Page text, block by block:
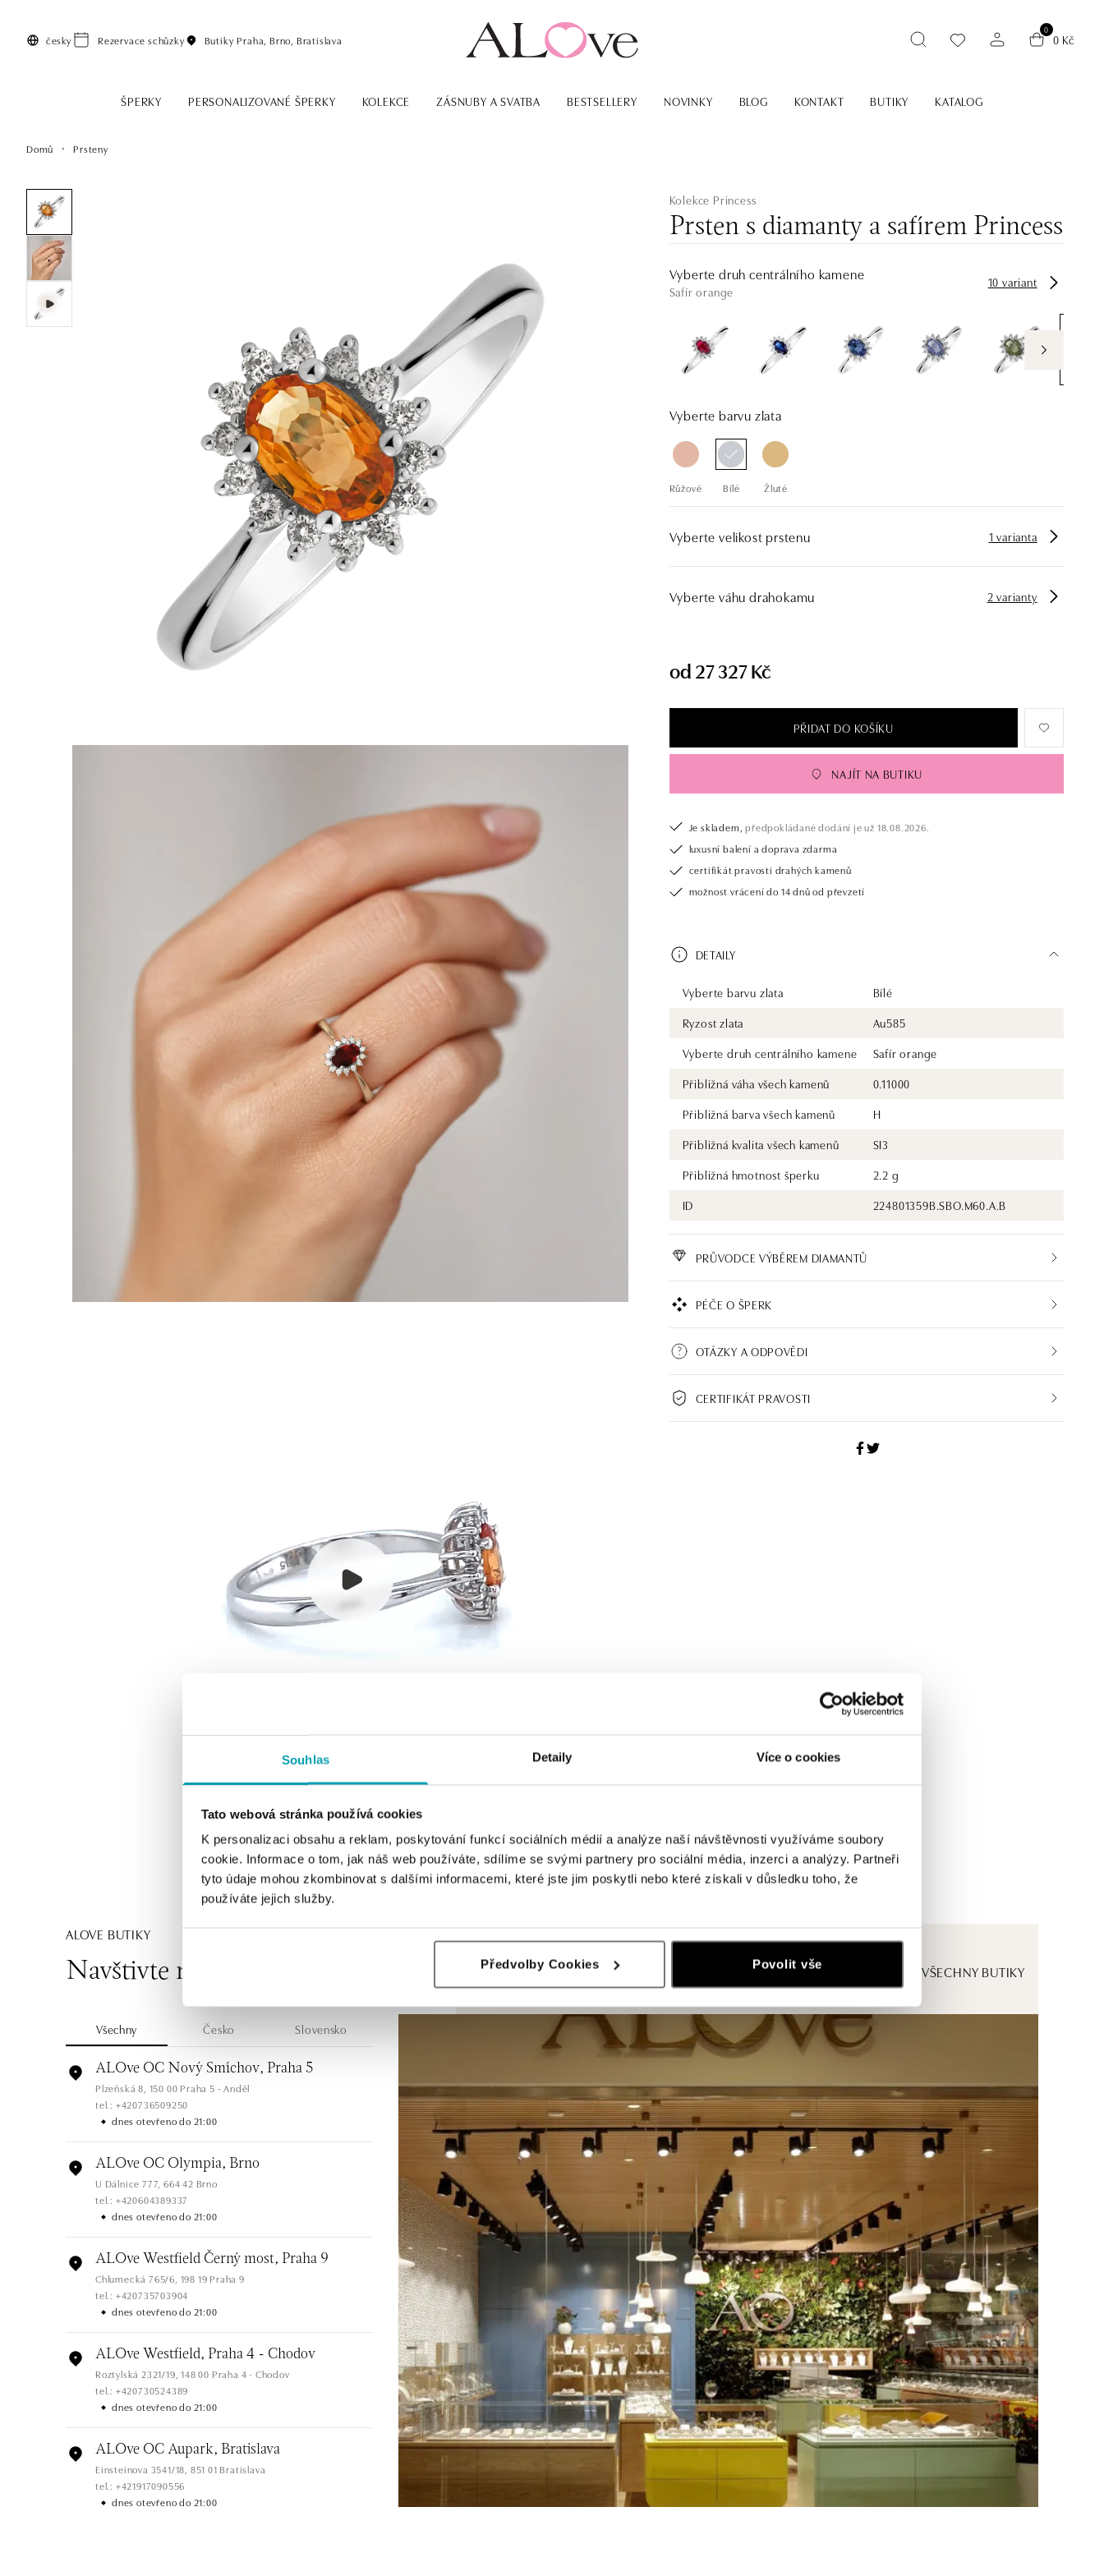
Souhlas Detaily Více o cookies
Tato webová stránka používá cookies
K personalizaci obsahu a reklam, poskytování funkcí sociálních médií a analýze naší návštěvnosti využíváme soubory
cookie. Informace o tom, jak náš web používáte, sdílíme se svými partnery pro sociální média, inzerci a analýzy. Partneři
tyto údaje mohou zkombinovat s dalšími informacemi, které jste jim poskytli nebo které získali v důsledku toho, že
používáte jejich služby.
Předvolby Cookies Povolit vše
česky Rezervace schůzky Butiky Praha, Brno, Bratislava
0
0 Kč
ŠPERKY PERSONALIZOVANÉ ŠPERKY KOLEKCE ZÁSNUBY A SVATBA BESTSELLERY NOVINKY BLOG KONTAKT BUTIKY KATALOG
Domů Prsteny
Kolekce Princess
Prsten s diamanty a safírem Princess
Vyberte druh centrálního kamene
Safír orange
10 variant
Vyberte barvu zlata
Růžové Bílé Žluté
Vyberte velikost prstenu 1 varianta
Vyberte váhu drahokamu 2 varianty
od 27 327 Kč
PŘIDAT DO KOŠÍKU
NAJÍT NA BUTIKU
Je skladem, předpokládané dodání je už 18.08.2026.
luxusní balení a doprava zdarma
certifikát pravosti drahých kamenů
možnost vrácení do 14 dnů od převzetí
DETAILY
Vyberte barvu zlata
Bílé
Ryzost zlata
Au585
Vyberte druh centrálního kamene
Safír orange
Přibližná váha všech kamenů
0.11000
Přibližná barva všech kamenů
H
Přibližná kvalita všech kamenů
SI3
Přibližná hmotnost šperku
2.2 g
ID
224801359B.SBO.M60.A.B
PRŮVODCE VÝBĚREM DIAMANTŮ
PÉČE O ŠPERK
OTÁZKY A ODPOVĚDI
CERTIFIKÁT PRAVOSTI
ALOVE BUTIKY
Navštivte naše butiky ZOBRAZIT VŠECHNY BUTIKY
Všechny Česko Slovensko
ALOve OC Nový Smíchov, Praha 5
Plzeňská 8, 150 00 Praha 5 - Anděl
tel.: +420736509250
dnes otevřeno do 21:00
ALOve OC Olympia, Brno
U Dálnice 777, 664 42 Brno
tel.: +420604389337
dnes otevřeno do 21:00
ALOve Westfield Černý most, Praha 9
Chlumecká 765/6, 198 19 Praha 9
tel.: +420735703904
dnes otevřeno do 21:00
ALOve Westfield, Praha 4 - Chodov
Roztylská 2321/19, 148 00 Praha 4 - Chodov
tel.: +420730524389
dnes otevřeno do 21:00
ALOve OC Aupark, Bratislava
Einsteinova 3541/18, 851 01 Bratislava
tel.: +421917090556
dnes otevřeno do 21:00